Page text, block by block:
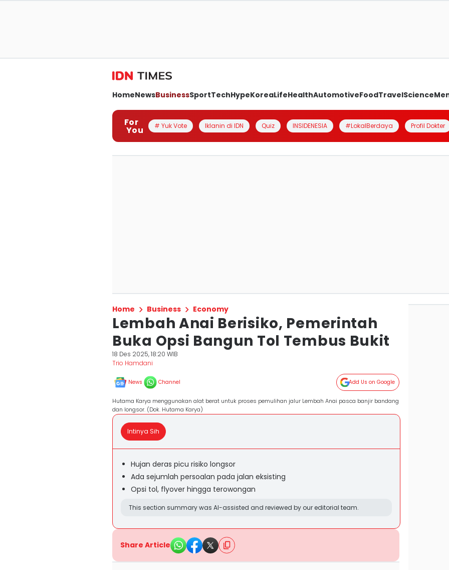
HomeNewsBusinessSportTechHypeKoreaLifeHealthAutomotiveFoodTravelScience
For
You # Yuk Vote Iklanin di IDN Quiz INSIDENESIA #LokalBerdaya Profil Dokter
Home Business Economy
Lembah Anai Berisiko, Pemerintah
Buka Opsi Bangun Tol Tembus Bukit
18 Des 2025, 18:20 WIB
Trio Hamdani
News Channel Add Us on Google
Hutama Karya menggunakan alat berat untuk proses pemulihan jalur Lembah Anai pasca banjir bandang
dan longsor. (Dok. Hutama Karya)
Intinya Sih
Hujan deras picu risiko longsor
Ada sejumlah persoalan pada jalan eksisting
Opsi tol, flyover hingga terowongan
This section summary was AI-assisted and reviewed by our editorial team.
Share Article